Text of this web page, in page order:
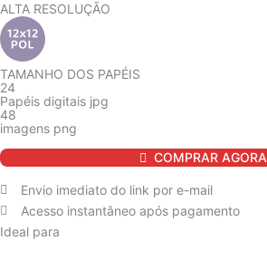
ALTA RESOLUÇÃO
TAMANHO DOS PAPÉIS
24
Papéis digitais jpg
48
imagens png
de
Digital
Ben
10
COMPRAR AGORA
Envio imediato do link por e-mail
Acesso instantâneo após pagamento
Ideal para